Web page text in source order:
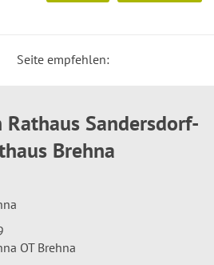
Seite empfehlen:
Sandersdorf-
Brehna
OT Brehna